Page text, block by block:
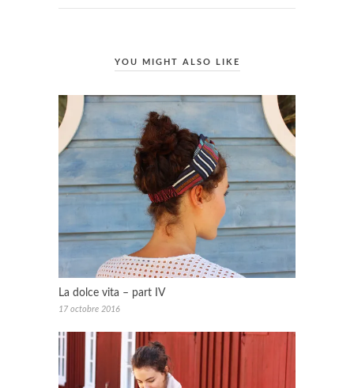
YOU MIGHT ALSO LIKE
La dolce vita – part IV
17 octobre 2016